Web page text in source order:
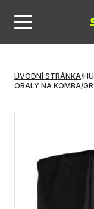
ÚVODNÍ STRÁNKA/
OBALY NA KOMBA/